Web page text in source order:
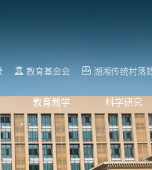
教育基金会 湖湘传统村落
教育教学 科学研究